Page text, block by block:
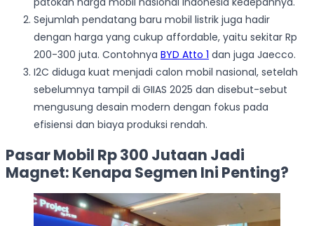
Sejumlah pendatang baru mobil listrik juga hadir
dengan harga yang cukup affordable, yaitu sekitar Rp
200-300 juta. Contohnya BYD Atto 1 dan juga Jaecco.
I2C diduga kuat menjadi calon mobil nasional, setelah
sebelumnya tampil di GIIAS 2025 dan disebut-sebut
mengusung desain modern dengan fokus pada
efisiensi dan biaya produksi rendah.
Pasar Mobil Rp 300 Jutaan Jadi
Magnet: Kenapa Segmen Ini Penting?